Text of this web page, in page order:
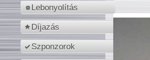
Lebonyolítás
Díjazás
Szponzorok